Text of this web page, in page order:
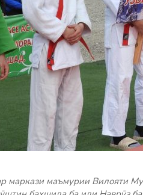
маркази маъмурии Вилояти